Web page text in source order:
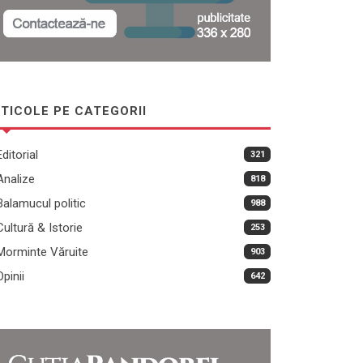
PE CATEGORII
321
818
politic 988
& Istorie 253
Văruite 903
642